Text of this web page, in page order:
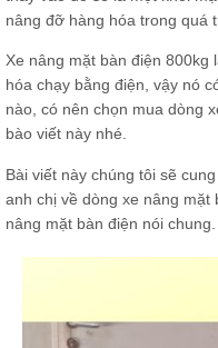
nâng đỡ hàng hóa trong quá
Xe nâng mặt bàn điện 800kg
hóa chạy bằng điện, vậy nó
nào, có nên chọn mua dòng
bào viết này nhé.
Bài viết này chúng tôi sẽ
anh chị về dòng xe nâng mặt
nâng mặt bàn điện nói chung.